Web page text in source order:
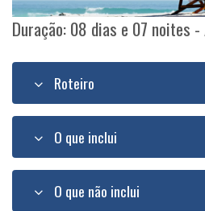
Duração: 08 dias e 07 noites
Roteiro
O que inclui
O que não inclui